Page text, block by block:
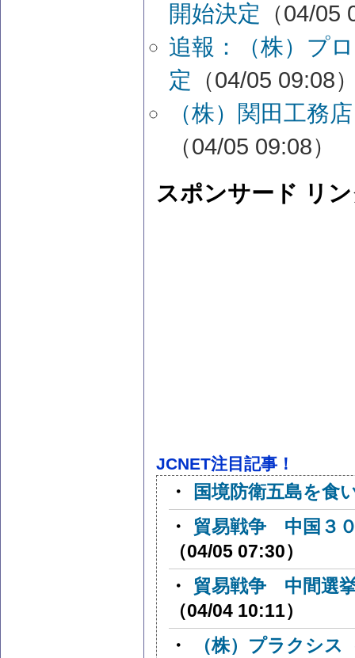
開始決定 （04/05
追報：（株）プ
定 （04/05 09:08
（株）関田工務
（04/05 09:08）
スポンサード リ
JCNET注目記事！
・
国境防衛五島を食
・
貿易戦争 中国３
（04/05 07:30）
・
貿易戦争 中間選
（04/04 10:11）
・
（株）プラクシ